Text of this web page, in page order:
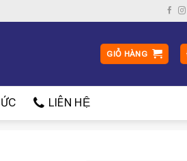
GIỎ HÀNG
LIÊN HỆ